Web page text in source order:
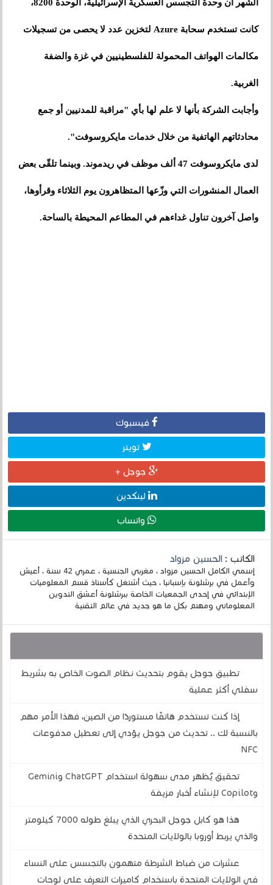
الشهر أن وحدة التجسس العسكرية الإسرائيلية، الوحدة 8200،
كانت تستخدم سحابة Azure لتخزين عدد لا يحصى من تسجيلات
مكالمات الهواتف المحمولة للفلسطينيين في غزة والضفة
الغربية.
وأجابت الشركة بأنها لا علم لها بأي "مراقبة للمدنيين أو جمع
محادثاتهم الهاتفية من خلال خدمات مايكروسوفت".
لدى مايكروسوفت 47 ألف موظف في ريدموند. وبينما تلقّى بعض
العمال المنشورات التي وزّعها المتظاهرون يوم الثلاثاء وقرأوها،
واصل آخرون تناول غداءهم في المطاعم المحيطة بالساحة.
فيسبوك
تويتر
جوجل +
لينكدين
واتساب
الكاتب :الحسين مزواد
إسمي الكامل الحسين مزواد ، مغربي الجنسية ، عمري 42 سنة ، أعيش
وأعمل في برشلونة بإسبانيا ، حيث أشتغل كأستاذ قسم المعلوميات
الإبتدائي في إحدى الجمعيات الخاصة ببرشلونة أعشق التدوين
المعلوماتي ومهتم بكل ما هو جديد في عالم التقنية
تطبيق جوجل يقوم بتحديث نظام الصوت الخاص به بشريط
سفلي أكثر عملية
إذا كنت تستخدم هاتفًا مستوردًا من الصين، فهذا الأمر مهم
بالنسبة لك .. تحديث من جوجل يؤدي إلى تعطيل مدفوعات
NFC
تحقيق يُظهر مدى سهولة استخدام ChatGPT وGemini
وCopilot لإنشاء أخبار مزيفة
هذا هو كابل جوجل البحري الذي يبلغ طوله 7000 كيلومتر
والذي يربط أوروبا بالولايات المتحدة
عشرات من ضباط الشرطة متهمون بالتجسس على النساء
في الولايات المتحدة باستخدام كاميرات التعرف على لوحات